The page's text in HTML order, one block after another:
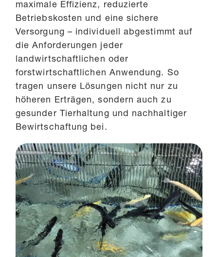
maximale Effizienz, reduzierte
Betriebskosten und eine sichere
Versorgung – individuell abgestimmt auf
die Anforderungen jeder
landwirtschaftlichen oder
forstwirtschaftlichen Anwendung. So
tragen unsere Lösungen nicht nur zu
höheren Erträgen, sondern auch zu
gesunder Tierhaltung und nachhaltiger
Bewirtschaftung bei.